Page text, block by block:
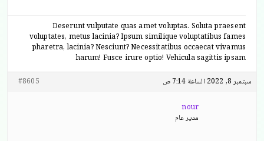
Deserunt vulputate quas amet voluptas. Soluta praesent
voluptates, metus lacinia? Ipsum similique voluptatibus fames
pharetra, lacinia? Nesciunt? Necessitatibus occaecat vivamus
harum! Fusce irure optio! Vehicula sagittis ipsam
سبتمبر 8, 2022 الساعة 7:14 ص
#8605
nour
مدير عام